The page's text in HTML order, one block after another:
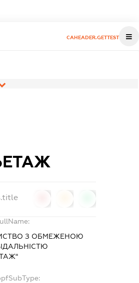
CAHEADER.GETTEST
З ОБМЕЖЕНОЮ